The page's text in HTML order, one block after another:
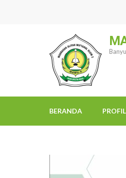
BERANDA PROFIL